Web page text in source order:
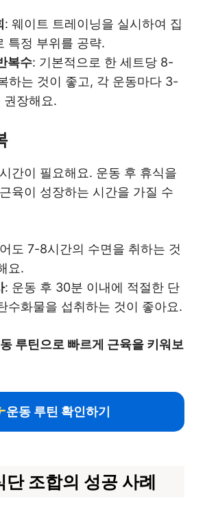
: 웨이트 트레이닝을 실시하여 집
특정 부위를 공략.
복수: 기본적으로 한 세트당 8-
하는 것이 좋고, 각 운동마다 3-
권장해요.
간이 필요해요. 운동 후 휴식을
육이 성장하는 시간을 가질 수
도 7-8시간의 수면을 취하는 것
요.
: 운동 후 30분 이내에 적절한 단
수화물을 섭취하는 것이 좋아요.
루틴으로 빠르게 근육을 키워보
운동 루틴 확인하기
단 조합의 성공 사례